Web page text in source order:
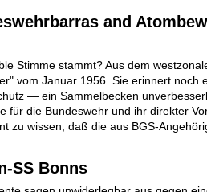
and
Stimme stammt? Aus dem
vom Januar 1956. Sie erinnert noch
— ein Sammelbecken
für die Bundeswehr und ihr direkter
zu wissen, daß die aus BGS-
SS Bonns